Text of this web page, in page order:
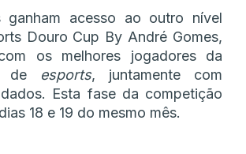
ganham acesso ao outro nível
Douro Cup By André Gomes,
os melhores jogadores da
de esports, juntamente com
Esta fase da competição
18 e 19 do mesmo mês.